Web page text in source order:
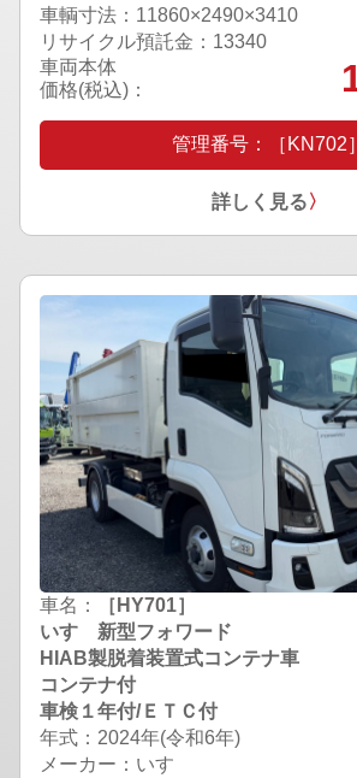
車輌寸法：11860×2490×3410
リサイクル預託金：13340
車両本体
価格(税込)：
管理番号：［KN702］
詳しく見る〉
車名：
［HY701］
いすゞ新型フォワード
HIAB製脱着装置式コンテナ車
コンテナ付
車検１年付/ＥＴＣ付
年式：2024年(令和6年)
メーカー：いすゞ